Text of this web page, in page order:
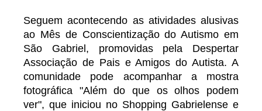
Seguem acontecendo as atividades alusivas
ao Mês de Conscientização do Autismo em
São Gabriel, promovidas pela Despertar
Associação de Pais e Amigos do Autista. A
comunidade pode acompanhar a mostra
fotográfica "Além do que os olhos podem
ver", que iniciou no Shopping Gabrielense e